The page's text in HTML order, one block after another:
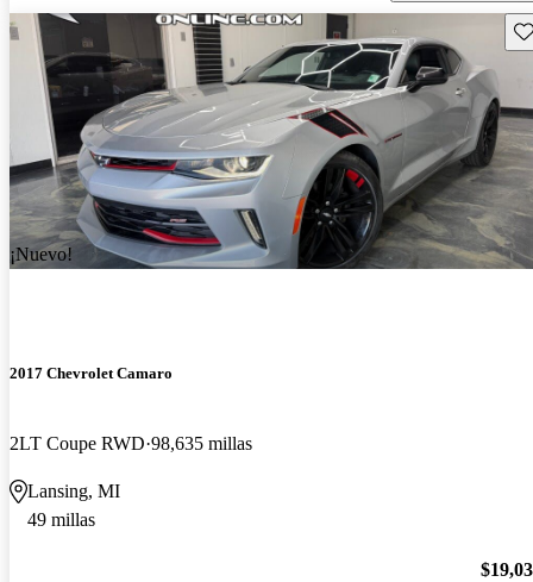
¡Nuevo!
2017 Chevrolet Camaro
2LT Coupe RWD 98,635 millas
Lansing, MI
49 millas